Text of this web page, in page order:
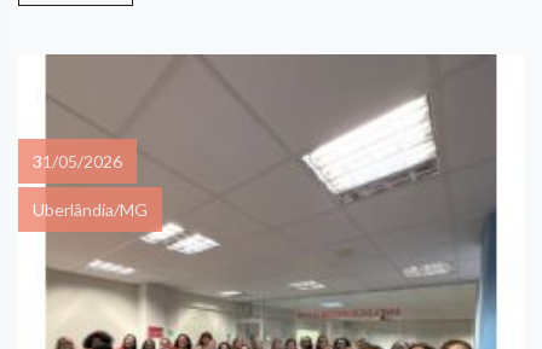
31/05/2026
Uberlândia/MG